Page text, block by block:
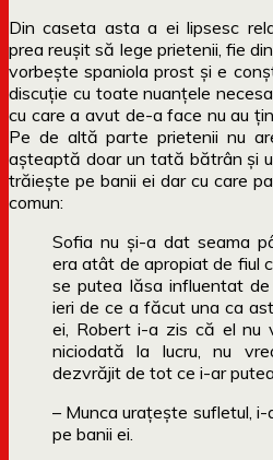
Din caseta asta a ei lipsesc
prea reușit să lege prietenii, fie
vorbește spaniola prost și e
discuție cu toate nuanțele
cu care a avut de-a face nu au
Pe de altă parte prietenii nu
așteaptă doar un tată bătrân și
trăiește pe banii ei dar cu care
comun:
Sofia nu și-a dat seama
era atât de apropiat de fiul
se putea lăsa influentat
ieri de ce a făcut una ca
ei, Robert i-a zis că el nu
niciodată la lucru, nu
dezvrăjit de tot ce i-ar
– Munca uraţește sufletul,
pe banii ei.